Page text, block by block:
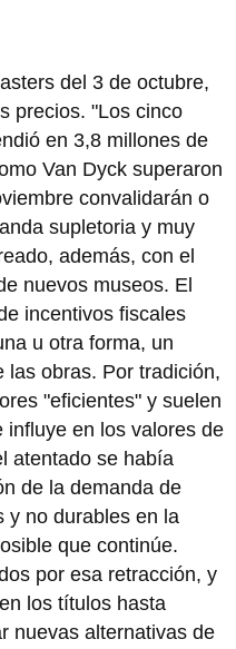
del 3 de octubre,
precios. "Los cinco
en 3,8 millones de
Van Dyck superaron
convalidarán o
supletoria y muy
además, con el
nuevos museos. El
incentivos fiscales
u otra forma, un
las obras. Por tradición,
"eficientes" y suelen
influye en los valores de
atentado se había
de la demanda de
y no durables en la
que continúe.
por esa retracción, y
los títulos hasta
nuevas alternativas de